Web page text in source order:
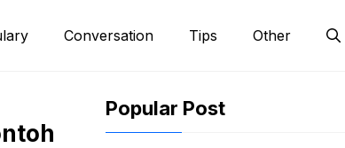
Conversation Tips Other
Popular Post